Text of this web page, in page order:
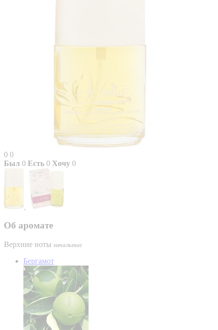
0 0
Был 0 Есть 0 Хочу 0
Об аромате
Верхние ноты начальные
Бергамот